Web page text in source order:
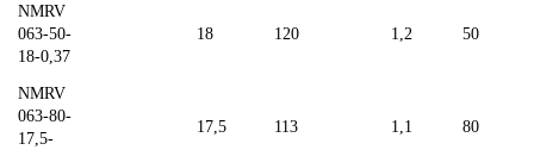
NMRV
063-50-
18-0,37
18 120 1,2 50
NMRV
063-80-
17,5-
17,5 113 1,1 80